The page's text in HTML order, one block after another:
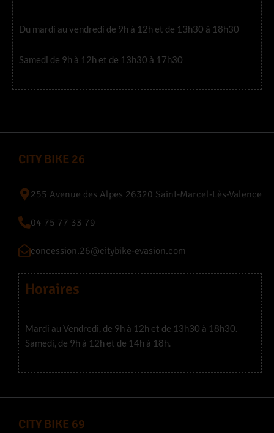
Du mardi au vendredi de 9h à 12h et de 13h30 à 18h30
Samedi de 9h à 12h et de 13h30 à 17h30
CITY BIKE 26
255 Avenue des Alpes 26320 Saint-Marcel-Lès-Valence
04 75 77 33 79
concession.26@citybike-evasion.com
Horaires
Mardi au Vendredi, de 9h à 12h et de 13h30 à 18h30.
Samedi, de 9h à 12h et de 14h à 18h.
CITY BIKE 69